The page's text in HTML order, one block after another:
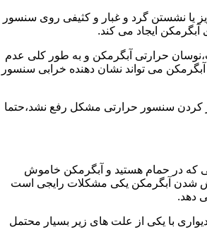
یا نشستن گرد و غبار و کثیفی روی سنسور
آبگرمکن ایجاد می کند.
حرارتی آبگرمکن و به طور کلی عدم
می تواند نشان دهنده خرابی سنسور
کردن سنسور حرارتی مشکل رفع نشد،حتما
که در حمام هستید و آبگرمکن خاموش
آبگرمکن یکی مشکلات رایجی است
دهد.
با یکی از علت های زیر بسیار محتمل